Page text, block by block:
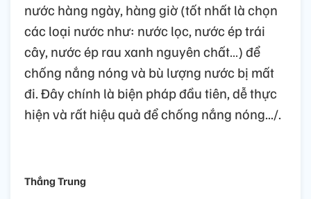
nước hàng ngày, hàng giờ (tốt nhất là chọn
các loại nước như: nước lọc, nước ép trái
cây, nước ép rau xanh nguyên chất…) để
chống nắng nóng và bù lượng nước bị mất
đi. Đây chính là biện pháp đầu tiên, dễ thực
hiện và rất hiệu quả để chống nắng nóng.../.
Thắng Trung